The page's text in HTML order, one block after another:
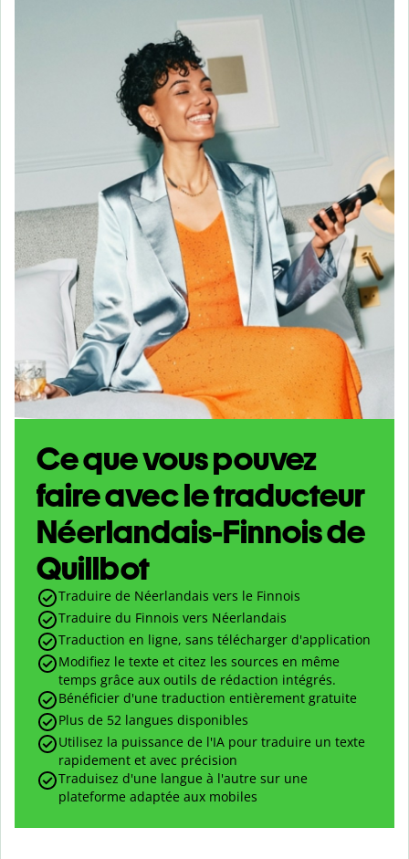
Ce que vous pouvez
faire avec le traducteur
Néerlandais-Finnois de
Quillbot
Traduire de Néerlandais vers le Finnois
Traduire du Finnois vers Néerlandais
Traduction en ligne, sans télécharger d'application
Modifiez le texte et citez les sources en même
temps grâce aux outils de rédaction intégrés.
Bénéficier d'une traduction entièrement gratuite
Plus de 52 langues disponibles
Utilisez la puissance de l'IA pour traduire un texte
rapidement et avec précision
Traduisez d'une langue à l'autre sur une
plateforme adaptée aux mobiles